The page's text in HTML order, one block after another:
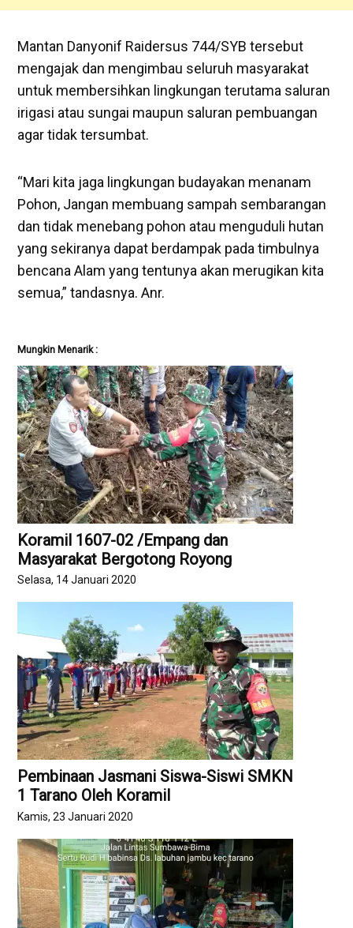
Mantan Danyonif Raidersus 744/SYB tersebut
mengajak dan mengimbau seluruh masyarakat
untuk membersihkan lingkungan terutama saluran
irigasi atau sungai maupun saluran pembuangan
agar tidak tersumbat.
“Mari kita jaga lingkungan budayakan menanam
Pohon, Jangan membuang sampah sembarangan
dan tidak menebang pohon atau menguduli hutan
yang sekiranya dapat berdampak pada timbulnya
bencana Alam yang tentunya akan merugikan kita
semua,” tandasnya. Anr.
Mungkin Menarik :
Koramil 1607-02 /Empang dan
Masyarakat Bergotong Royong
Selasa, 14 Januari 2020
Pembinaan Jasmani Siswa-Siswi SMKN
1 Tarano Oleh Koramil
Kamis, 23 Januari 2020